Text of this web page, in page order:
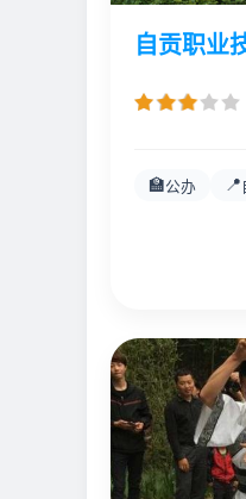
自贡职业
🏫公办 📍